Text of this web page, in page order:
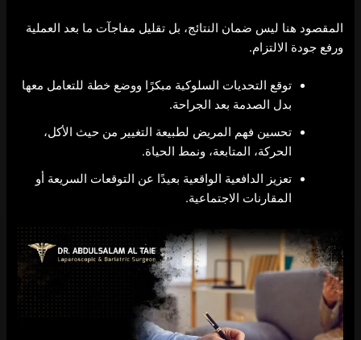
المقصود هنا ليس ضمان النتائج، بل تقليل مفاجآت ما بعد العملية
ورفع جودة الالتزام.
توقع التحديات السلوكية مبكرًا ووضع خطة للتعامل معها
بدل الصدمة بعد الجراحة.
تحسين فهم المريض لطبيعة التغيير من حيث الأكل،
الحركة، المتابعة، ونمط الحياة.
تعزيز الدافعية الواقعية بعيدًا عن التوقعات السريعة أو
المقارنات الاجتماعية.